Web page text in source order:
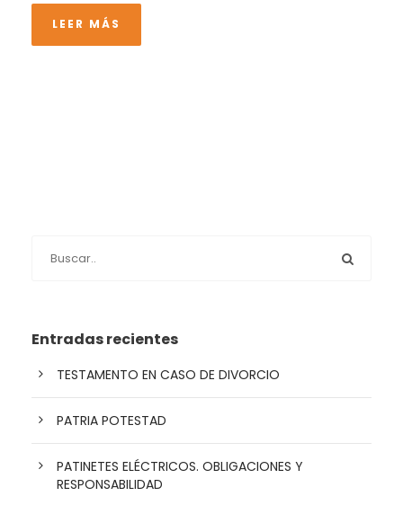
LEER MÁS
Entradas recientes
TESTAMENTO EN CASO DE DIVORCIO
PATRIA POTESTAD
PATINETES ELÉCTRICOS. OBLIGACIONES Y
RESPONSABILIDAD